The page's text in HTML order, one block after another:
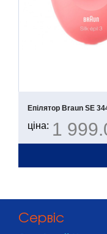
Епілятор Braun SE
ціна: 1
Cервіс